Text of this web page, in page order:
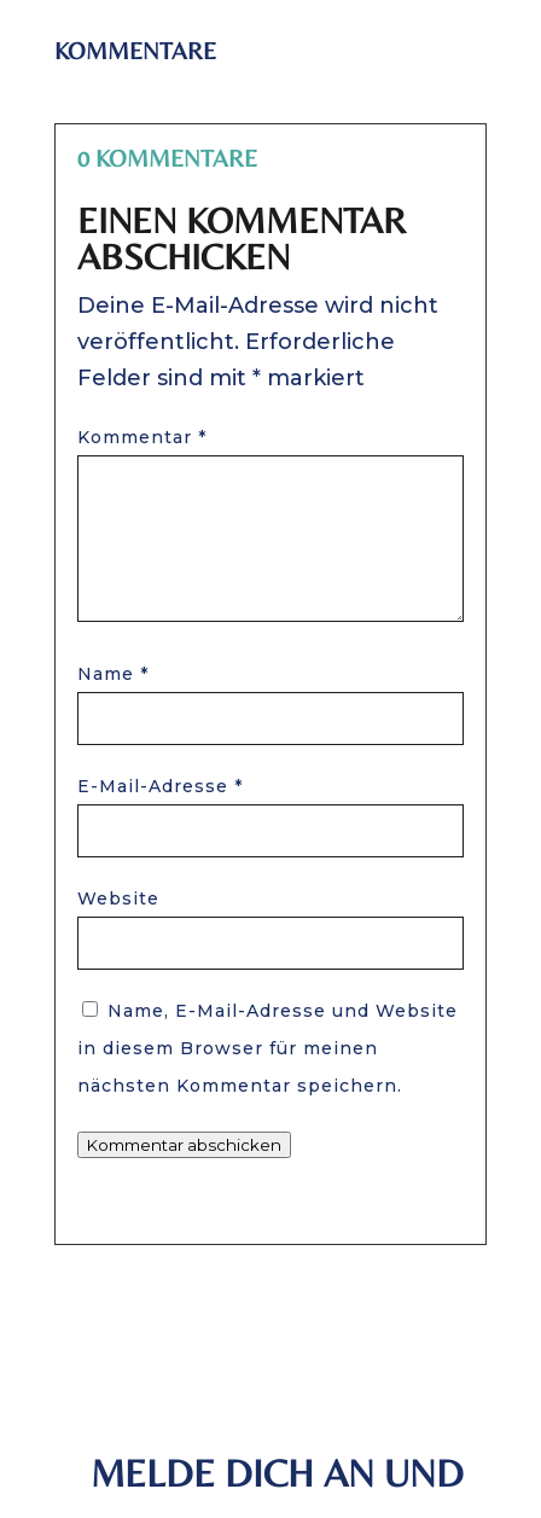
KOMMENTARE
0 KOMMENTARE
EINEN KOMMENTAR
ABSCHICKEN
Deine E-Mail-Adresse wird nicht
veröffentlicht. Erforderliche
Felder sind mit *markiert
Kommentar *
Name *
E-Mail-Adresse *
Website
Name, E-Mail-Adresse und Website
in diesem Browser für meinen
nächsten Kommentar speichern.
Kommentar abschicken
MELDE DICH AN UND